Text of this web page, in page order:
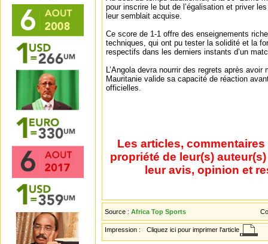
pour inscrire le but de l’égalisation et priver
leur semblait acquise.
Ce score de 1-1 offre des enseignements
techniques, qui ont pu tester la solidité et la
respectifs dans les derniers instants d’un
L’Angola devra nourrir des regrets après
Mauritanie valide sa capacité de réaction
officielles.
Les articles,
propriété de leur(s)
leur avis, opinion et
Source : Africa Top Sports
Impression : Cliquez ici pour imprimer l'article